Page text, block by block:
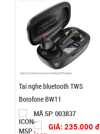
Tai nghe bluetooth TWS
Borofone BW11
MÃ SP: 003837
GIÁ: 235.000 đ